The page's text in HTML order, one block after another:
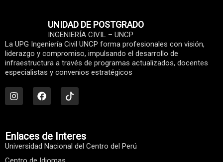
UNIDAD DE POSTGRADO
INGENIERÍA CIVIL – UNCP
La UPG Ingeniería Civil UNCP forma profesionales con visión,
liderazgo y compromiso, impulsando el desarrollo de
infraestructura a través de programas actualizados, docentes
especialistas y convenios estratégicos
n
s
t
r
a
a
c
e
o
k
Enlaces de Interes
Universidad Nacional del Centro del Perú